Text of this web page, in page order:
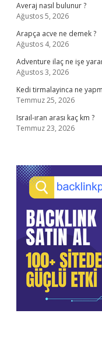
Averaj nasıl bulunur ?
Ağustos 5, 2026
Arapça acve ne demek ?
Ağustos 4, 2026
Adventure ilaç ne işe
Ağustos 3, 2026
Kedi tirmalayinca ne
Temmuz 25, 2026
Israıl-ıran arası kaç km ?
Temmuz 23, 2026